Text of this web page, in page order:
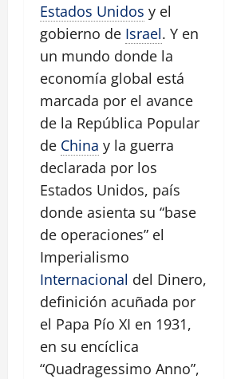
Estados Unidos y el
gobierno de Israel. Y en
un mundo donde la
economía global está
marcada por el avance
de la República Popular
de China y la guerra
declarada por los
Estados Unidos, país
donde asienta su “base
de operaciones” el
Imperialismo
Internacional del Dinero,
definición acuñada por
el Papa Pío XI en 1931,
en su encíclica
“Quadragessimo Anno”,